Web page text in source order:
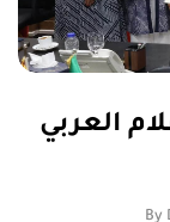
العربي
By